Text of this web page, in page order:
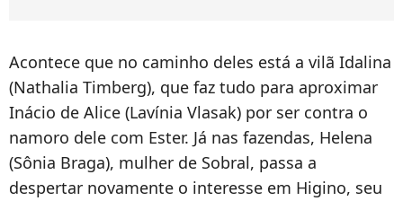
Acontece que no caminho deles está a vilã Idalina
(Nathalia Timberg), que faz tudo para aproximar
Inácio de Alice (Lavínia Vlasak) por ser contra o
namoro dele com Ester. Já nas fazendas, Helena
(Sônia Braga), mulher de Sobral, passa a
despertar novamente o interesse em Higino, seu